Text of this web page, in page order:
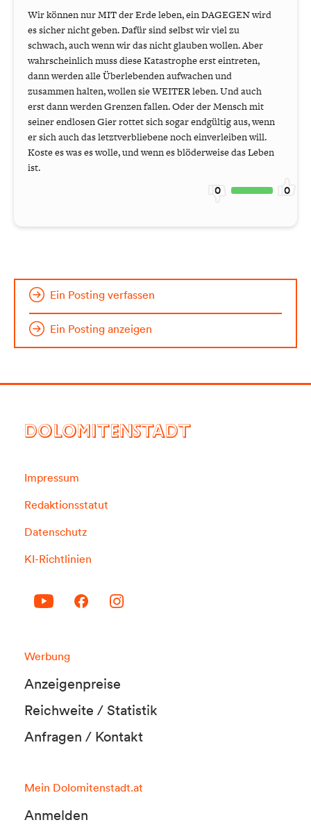
Wir können nur MIT der Erde leben, ein DAGEGEN wird
es sicher nicht geben. Dafür sind selbst wir viel zu
schwach, auch wenn wir das nicht glauben wollen. Aber
wahrscheinlich muss diese Katastrophe erst eintreten,
dann werden alle Überlebenden aufwachen und
zusammen halten, wollen sie WEITER leben. Und auch
erst dann werden Grenzen fallen. Oder der Mensch mit
seiner endlosen Gier rottet sich sogar endgültig aus, wenn
er sich auch das letztverbliebene noch einverleiben will.
Koste es was es wolle, und wenn es blöderweise das Leben
ist.
0 0
Ein Posting verfassen
Ein Posting anzeigen
DOLOMITENSTADT
Impressum
Redaktionsstatut
Datenschutz
KI-Richtlinien
Werbung
Anzeigenpreise
Reichweite / Statistik
Anfragen / Kontakt
Mein Dolomitenstadt.at
Anmelden